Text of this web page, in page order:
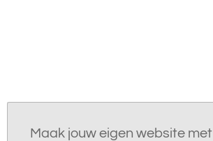
Maak jouw eigen website met